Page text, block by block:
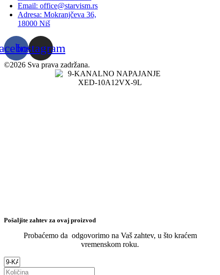
Email: office@starvism.rs
Adresa: Mokranjčeva 36,
18000 Niš
Instagram
©2026 Sva prava zadržana.
Pošaljite zahtev za ovaj proizvod
Probaćemo da odgovorimo na Vaš zahtev, u što kraćem
vremenskom roku.